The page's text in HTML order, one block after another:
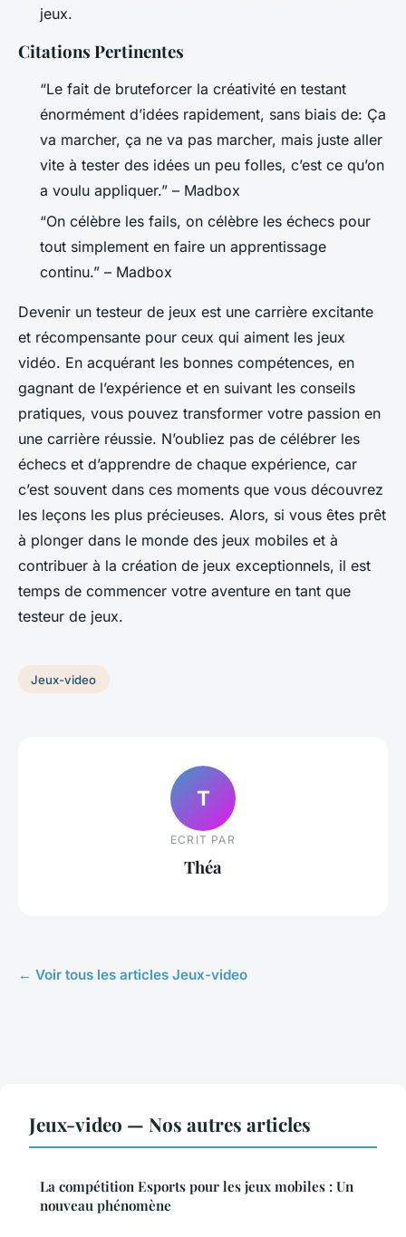
jeux.
Citations Pertinentes
“Le fait de bruteforcer la créativité en testant
énormément d’idées rapidement, sans biais de: Ça
va marcher, ça ne va pas marcher, mais juste aller
vite à tester des idées un peu folles, c’est ce qu’on
a voulu appliquer.” – Madbox
“On célèbre les fails, on célèbre les échecs pour
tout simplement en faire un apprentissage
continu.” – Madbox
Devenir un testeur de jeux est une carrière excitante
et récompensante pour ceux qui aiment les jeux
vidéo. En acquérant les bonnes compétences, en
gagnant de l’expérience et en suivant les conseils
pratiques, vous pouvez transformer votre passion en
une carrière réussie. N’oubliez pas de célébrer les
échecs et d’apprendre de chaque expérience, car
c’est souvent dans ces moments que vous découvrez
les leçons les plus précieuses. Alors, si vous êtes prêt
à plonger dans le monde des jeux mobiles et à
contribuer à la création de jeux exceptionnels, il est
temps de commencer votre aventure en tant que
testeur de jeux.
Jeux-video
T
ECRIT PAR
Théa
← Voir tous les articles Jeux-video
Jeux-video — Nos autres articles
La compétition Esports pour les jeux mobiles : Un
nouveau phénomène